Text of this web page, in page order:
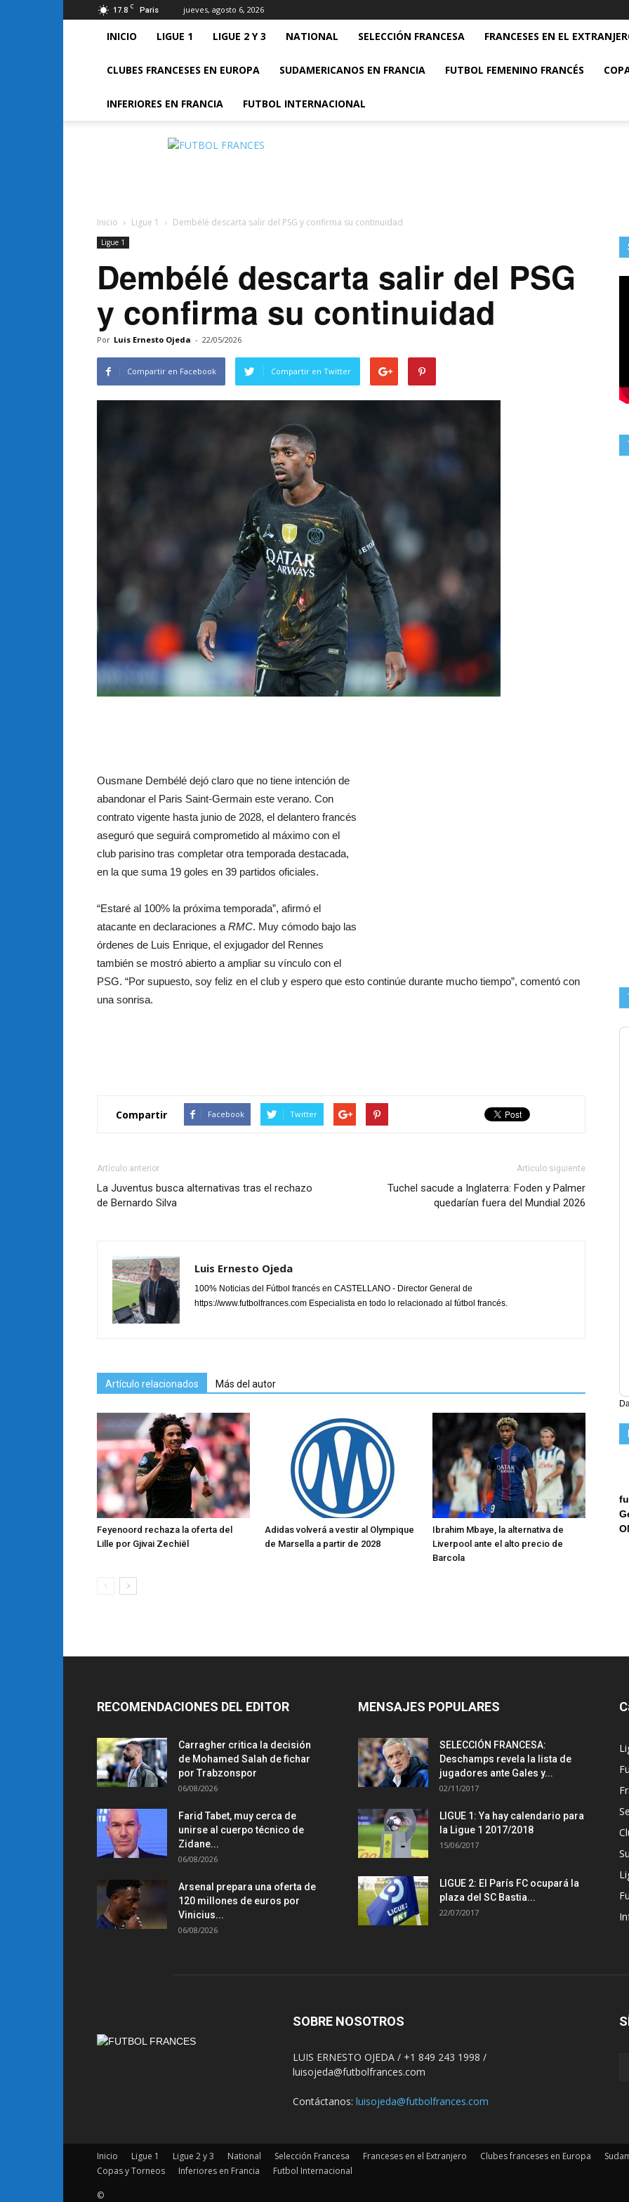
17.8 C Paris jueves, agosto 6, 2026
INICIO LIGUE 1 LIGUE 2 Y 3 NATIONAL SELECCIÓN FRANCESA FRANCESES EN EL
CLUBES FRANCESES EN EUROPA SUDAMERICANOS EN FRANCIA FUTBOL FEMENINO FRANCÉS
INFERIORES EN FRANCIA FUTBOL INTERNACIONAL
FUTBOL
Inicio Ligue 1 Dembélé descarta salir del PSG y confirma su continuidad
Ligue 1
Dembélé descarta salir del PSG
y confirma su continuidad
Por Luis Ernesto Ojeda - 22/05/2026
Compartir en Facebook Compartir en Twitter
Ousmane Dembélé dejó claro que no tiene intención de
abandonar el Paris Saint-Germain este verano. Con
contrato vigente hasta junio de 2028, el delantero francés
aseguró que seguirá comprometido al máximo con el
club parisino tras completar otra temporada destacada,
en la que suma 19 goles en 39 partidos oficiales.
“Estaré al 100% la próxima temporada”, afirmó el
atacante en declaraciones a RMC. Muy cómodo bajo las
órdenes de Luis Enrique, el exjugador del Rennes
también se mostró abierto a ampliar su vínculo con el
PSG. “Por supuesto, soy feliz en el club y espero que esto continúe durante mucho tiempo”, comentó con
una sonrisa.
Compartir Facebook Twitter
Artículo anterior
La Juventus busca alternativas tras el rechazo
de Bernardo Silva
Artículo siguiente
Tuchel sacude a Inglaterra: Foden y Palmer
quedarían fuera del Mundial 2026
Luis Ernesto Ojeda
100% Noticias del Fútbol francés en CASTELLANO - Director General de
https://www.futbolfrances.com Especialista en todo lo relacionado al fútbol francés.
Artículo relacionados Más del autor
Feyenoord rechaza la oferta del
Lille por Gjivai Zechiël
Adidas volverá a vestir al Olympique
de Marsella a partir de 2028
Ibrahim Mbaye, la alternativa de
Liverpool ante el alto precio de
Barcola
RECOMENDACIONES DEL EDITOR
Carragher critica la decisión
de Mohamed Salah de fichar
por Trabzonspor
06/08/2026
Farid Tabet, muy cerca de
unirse al cuerpo técnico de
Zidane...
06/08/2026
Arsenal prepara una oferta de
120 millones de euros por
Vinicius...
06/08/2026
MENSAJES POPULARES
SELECCIÓN FRANCESA:
Deschamps revela la lista de
jugadores ante Gales y...
02/11/2017
LIGUE 1: Ya hay calendario para
la Ligue 1 2017/2018
15/06/2017
LIGUE 2: El París FC ocupará la
plaza del SC Bastia...
22/07/2017
SOBRE NOSOTROS
LUIS ERNESTO OJEDA / +1 849 243 1998 /
luisojeda@futbolfrances.com
Contáctanos: luisojeda@futbolfrances.com
Inicio Ligue 1 Ligue 2 y 3 National Selección Francesa Franceses en el Extranjero Clubes franceses en Europa
Copas y Torneos
Inferiores en Francia Futbol Internacional
©